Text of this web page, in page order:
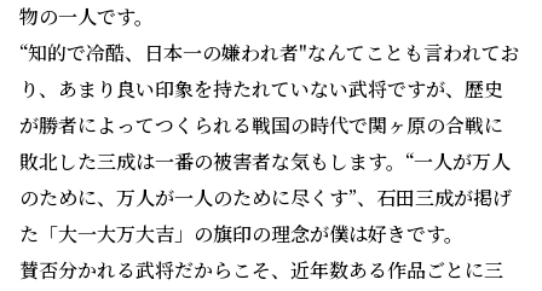
物の一人です。
“知的で冷酷、日本一の嫌われ者"なんてことも言われてお
り、あまり良い印象を持たれていない武将ですが、歴史
が勝者によってつくられる戦国の時代で関ヶ原の合戦に
敗北した三成は一番の被害者な気もします。“一人が万人
のために、万人が一人のために尽くす”、石田三成が掲げ
た「大一大万大吉」の旗印の理念が僕は好きです。
賛否分かれる武将だからこそ、近年数ある作品ごとに三